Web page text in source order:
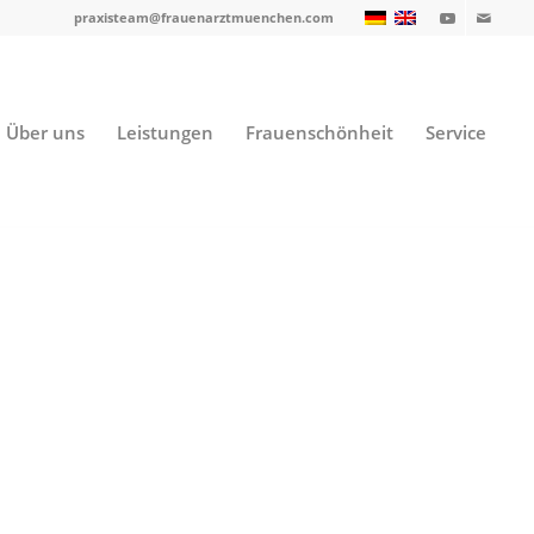
praxisteam@frauenarztmuenchen.com
Über uns Leistungen Frauenschönheit Service